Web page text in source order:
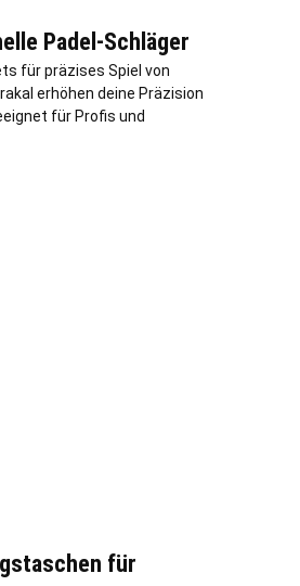
Padel-Schläger
für präzises Spiel von
erhöhen deine Präzision
für Profis und
für